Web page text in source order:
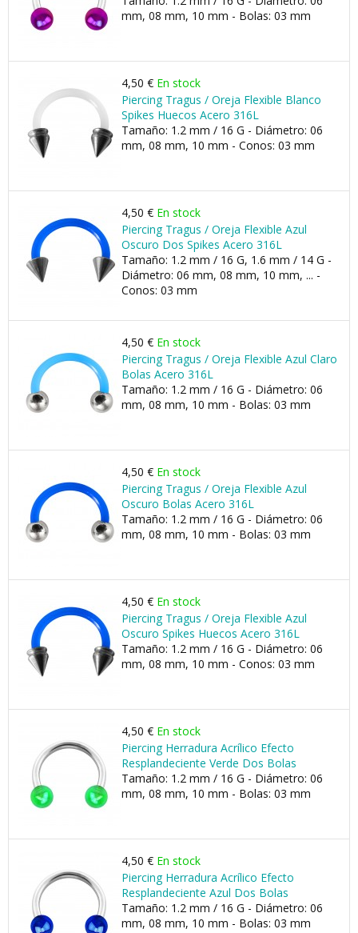
mm, 08 mm, 10 mm - Bolas: 03 mm
4,50 € En stock
Piercing Tragus / Oreja Flexible Blanco
Spikes Huecos Acero 316L
Tamaño: 1.2 mm / 16 G - Diámetro: 06
mm, 08 mm, 10 mm - Conos: 03 mm
4,50 € En stock
Piercing Tragus / Oreja Flexible Azul
Oscuro Dos Spikes Acero 316L
Tamaño: 1.2 mm / 16 G, 1.6 mm / 14 G -
Diámetro: 06 mm, 08 mm, 10 mm, ... -
Conos: 03 mm
4,50 € En stock
Piercing Tragus / Oreja Flexible Azul Claro
Bolas Acero 316L
Tamaño: 1.2 mm / 16 G - Diámetro: 06
mm, 08 mm, 10 mm - Bolas: 03 mm
4,50 € En stock
Piercing Tragus / Oreja Flexible Azul
Oscuro Bolas Acero 316L
Tamaño: 1.2 mm / 16 G - Diámetro: 06
mm, 08 mm, 10 mm - Bolas: 03 mm
4,50 € En stock
Piercing Tragus / Oreja Flexible Azul
Oscuro Spikes Huecos Acero 316L
Tamaño: 1.2 mm / 16 G - Diámetro: 06
mm, 08 mm, 10 mm - Conos: 03 mm
4,50 € En stock
Piercing Herradura Acrílico Efecto
Resplandeciente Verde Dos Bolas
Tamaño: 1.2 mm / 16 G - Diámetro: 06
mm, 08 mm, 10 mm - Bolas: 03 mm
4,50 € En stock
Piercing Herradura Acrílico Efecto
Resplandeciente Azul Dos Bolas
Tamaño: 1.2 mm / 16 G - Diámetro: 06
mm, 08 mm, 10 mm - Bolas: 03 mm